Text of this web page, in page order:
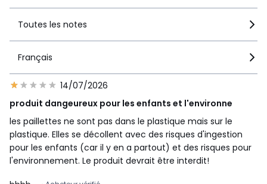
Toutes les notes
Français
14/07/2026
produit dangeureux pour les enfants et l'environne
les paillettes ne sont pas dans le plastique mais sur le
plastique. Elles se décollent avec des risques d'ingestion
pour les enfants (car il y en a partout) et des risques pour
l'environnement. Le produit devrait être interdit!